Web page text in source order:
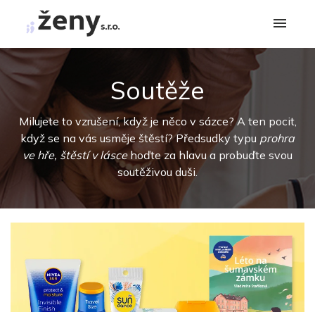
Soutěže
Milujete to vzrušení, když je něco v sázce? A ten pocit,
když se na vás usměje štěstí? Předsudky typu prohra
ve hře, štěstí v láscehoďte za hlavu a probuďte svou
soutěživou duši.